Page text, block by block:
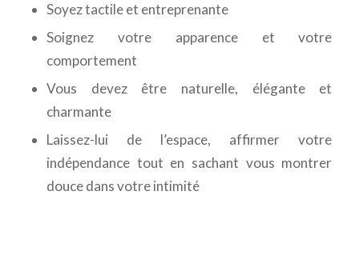
Soyez tactile et entreprenante
Soignez votre apparence et votre
comportement
Vous devez être naturelle, élégante et
charmante
Laissez-lui de l’espace, affirmer votre
indépendance tout en sachant vous montrer
douce dans votre intimité